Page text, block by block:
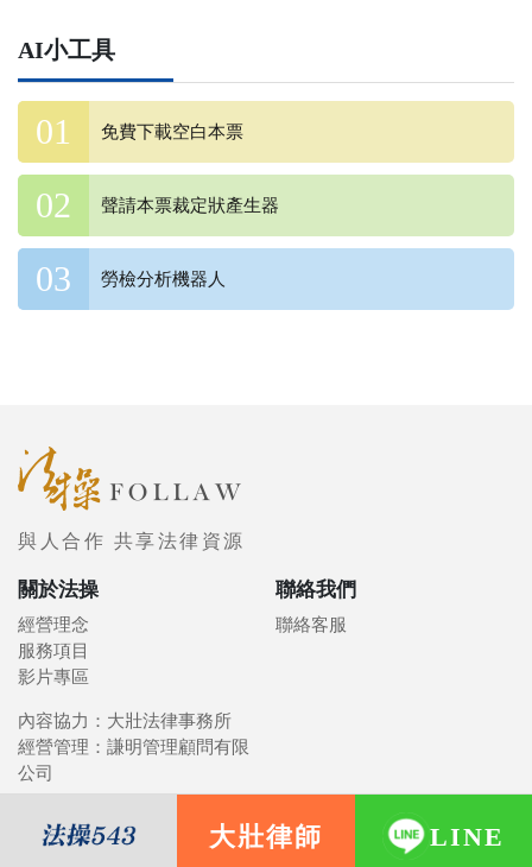
AI小工具
免費下載空白本票
聲請本票裁定狀產生器
勞檢分析機器人
與人合作 共享法律資源
關於法操
經營理念
服務項目
影片專區
聯絡我們
聯絡客服
內容協力：大壯法律事務所
經營管理：謙明管理顧問有限
公司
大壯律師 LINE